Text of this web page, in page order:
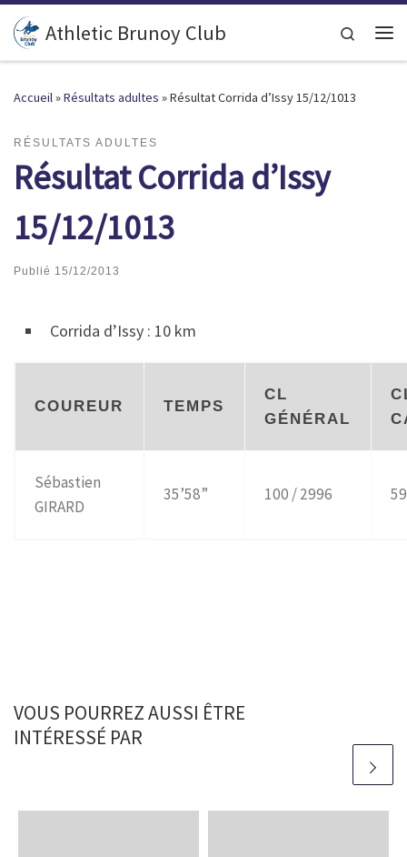
Passer au contenu
Athletic Brunoy Club Search
Accueil»Résultats adultes »Résultat Corrida d’Issy 15/12/1013
RÉSULTATS ADULTES
Résultat Corrida d’Issy
15/12/1013
Publié 15/12/2013
Corrida d’Issy : 10 km
COUREUR TEMPS
CL
GÉNÉRAL
Sébastien
GIRARD
35’58” 100 / 2996
VOUS POURREZ AUSSI ÊTRE
INTÉRESSÉ PAR